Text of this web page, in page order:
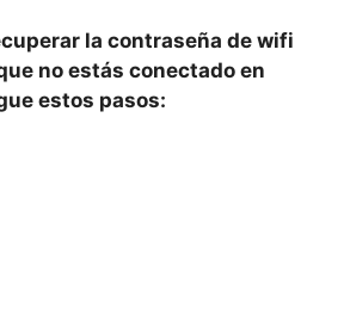
la contraseña de wifi
no estás conectado en
estos pasos: